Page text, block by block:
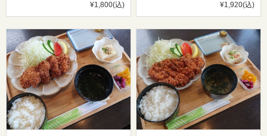
¥1,800(込) ¥1,920(込)